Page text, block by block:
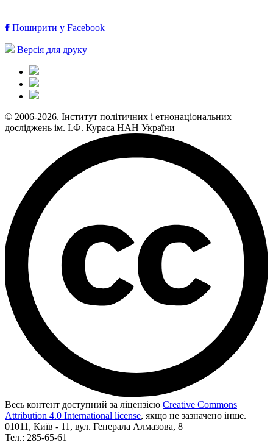
Поширити у Facebook
Версія для друку
© 2006-2026. Інститут політичних і етнонаціональних
досліджень ім. І.Ф. Кураса НАН України
Весь контент доступний за ліцензією Creative Commons
Attribution 4.0 International license, якщо не зазначено інше.
01011, Київ - 11, вул. Генерала Алмазова, 8
Тел.: 285-65-61